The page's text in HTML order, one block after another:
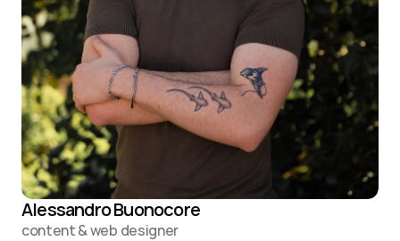
Alessandro Buonocore
content & web designer